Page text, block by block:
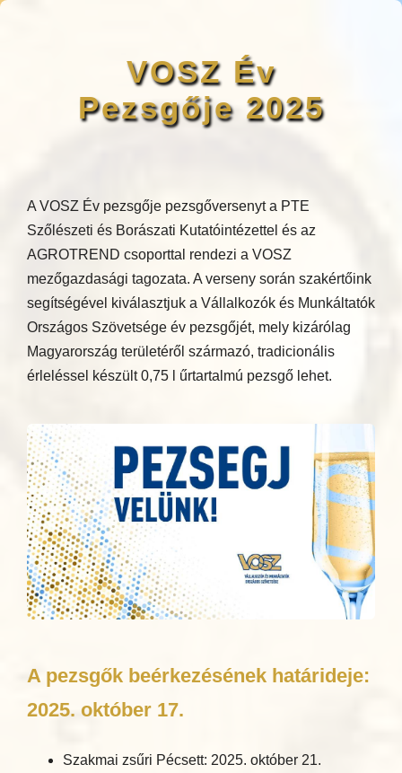
VOSZ Év
Pezsgője 2025
A VOSZ Év pezsgője pezsgőversenyt a PTE
Szőlészeti és Borászati Kutatóintézettel és az
AGROTREND csoporttal rendezi a VOSZ
mezőgazdasági tagozata. A verseny során szakértőink
segítségével kiválasztjuk a Vállalkozók és Munkáltatók
Országos Szövetsége év pezsgőjét, mely kizárólag
Magyarország területéről származó, tradicionális
érleléssel készült 0,75 l űrtartalmú pezsgő lehet.
A pezsgők beérkezésének határideje:
2025. október 17.
Szakmai zsűri Pécsett: 2025. október 21.